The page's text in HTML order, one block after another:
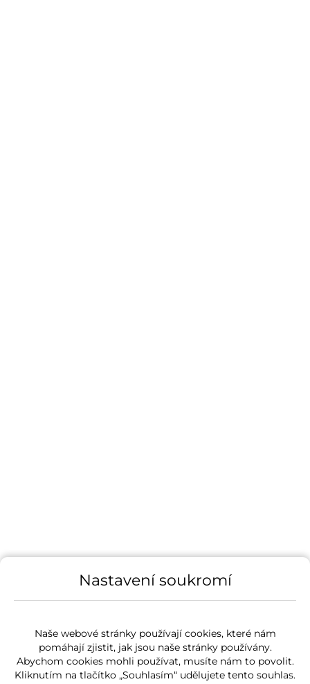
Nastavení soukromí
Naše webové stránky používají cookies, které nám
pomáhají zjistit, jak jsou naše stránky používány.
Abychom cookies mohli používat, musíte nám to povolit.
Kliknutím na tlačítko „Souhlasím“ udělujete tento souhlas.